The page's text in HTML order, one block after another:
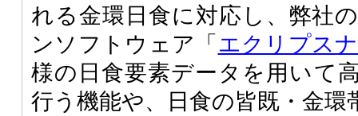
れる金環日食に対応し、弊社
ンソフトウェア「 エクリプス
様の日食要素データを用いて
行う機能や、日食の皆既・金環